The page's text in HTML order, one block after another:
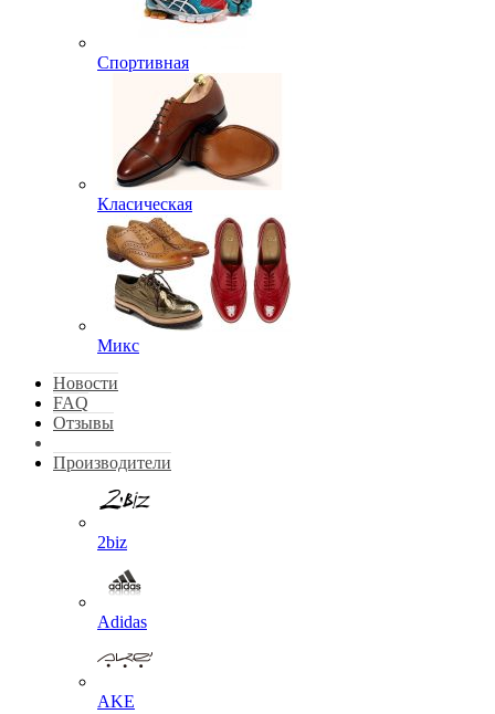
Спортивная
Класическая
Микс
Новости
FAQ
Отзывы
Производители
2biz
Adidas
AKE